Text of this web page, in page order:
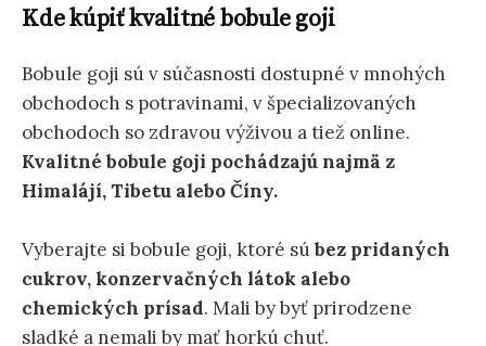
Kde kúpiť kvalitné bobule goji
Bobule goji sú v súčasnosti dostupné v mnohých
obchodoch s potravinami, v špecializovaných
obchodoch so zdravou výživou a tiež online.
Kvalitné bobule goji pochádzajú najmä z
Himalájí, Tibetu alebo Číny.
Vyberajte si bobule goji, ktoré súbez pridaných
cukrov, konzervačných látok alebo
chemických prísad. Mali by byť prirodzene
sladké a nemali by mať horkú chuť.